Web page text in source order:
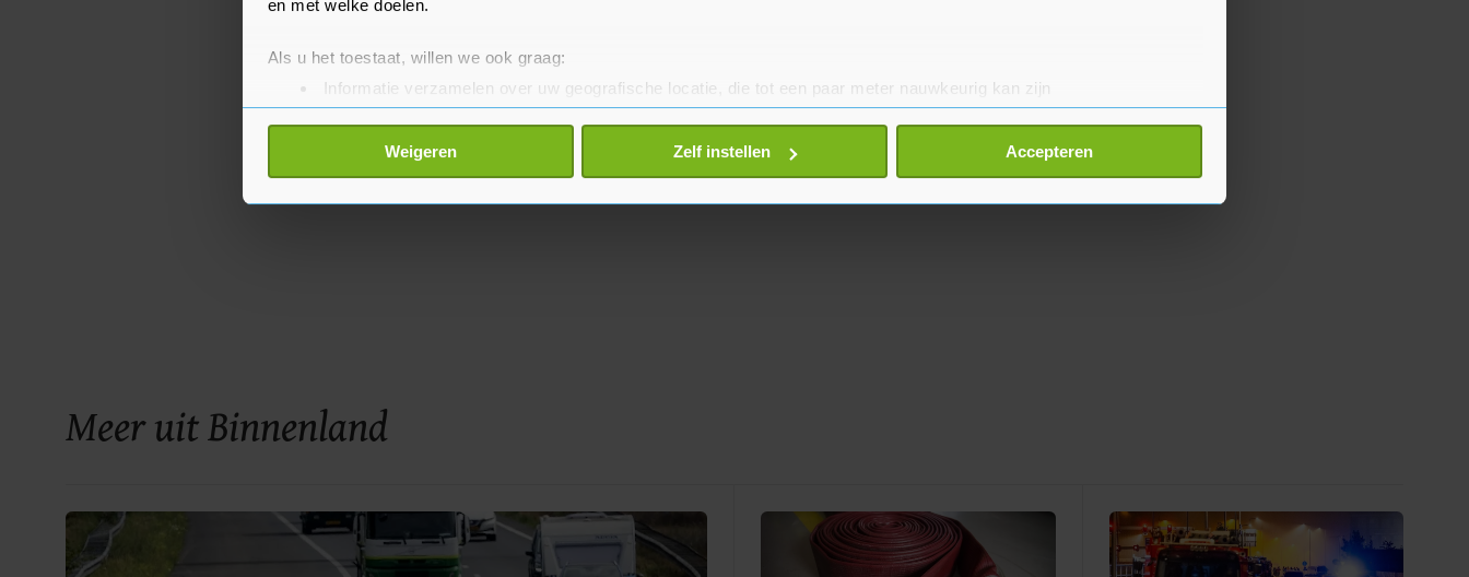
en met welke doelen.
Als u het toestaat, willen we ook graag:
Informatie verzamelen over uw geografische locatie, die tot een paar meter nauwkeurig kan zijn
Uw apparaat identificeren door het actief te scannen op specifieke eigenschappen (fingerprinting)
Lees meer over hoe uw persoonlijke gegevens worden verwerkt en stel uw voorkeuren in het
detailgedeelte
toestemming op elk moment wijzigen of intrekken in de Cookieverklaring.
Weigeren Zelf instellen Accepteren
Meer uit Binnenland